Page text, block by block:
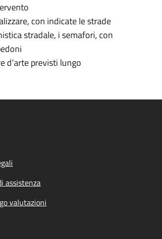
con indicate le strade
stradale, i semafori, con
d’arte previsti lungo
assistenza
valutazioni